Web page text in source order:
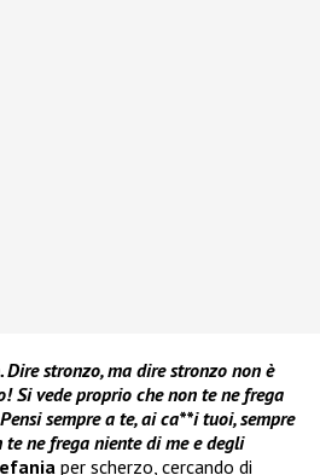
stronzo, ma dire stronzo non è
Si vede proprio che non te ne frega
sempre a te, ai ca**i tuoi, sempre
ne frega niente di me e degli
per scherzo, cercando di